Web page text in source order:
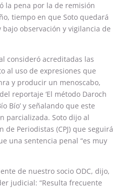
la pena por la de remisión
tiempo en que Soto quedará
observación y vigilancia de
consideró acreditadas las
al uso de expresiones que
y producir un menoscabo,
reportaje ‘El método Daroch
Bío’ y señalando que este
parcializada. Soto dijo al
de Periodistas (CPJ) que seguirá
una sentencia penal “es muy
de nuestro socio ODC, dijo,
judicial: “Resulta frecuente